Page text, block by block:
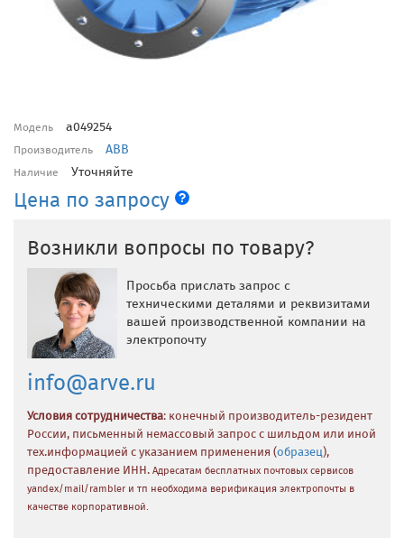
Модель a049254
Производитель ABB
Наличие Уточняйте
Цена по запросу
Возникли вопросы по товару?
Просьба прислать запрос с
техническими деталями и реквизитами
вашей производственной компании на
электропочту
info@arve.ru
Условия сотрудничества: конечный производитель-резидент
России, письменный немассовый запрос с шильдом или иной
тех.информацией с указанием применения (образец),
предоставление ИНН. Адресатам бесплатных почтовых сервисов
yandex/mail/rambler и тп необходима верификация электропочты в
качестве корпоративной.